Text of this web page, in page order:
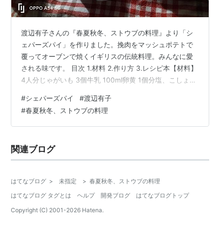
渡辺有子さんの『春夏秋冬、ストウブの料理』より「シ
ェパーズパイ」を作りました。挽肉をマッシュポテトで
覆ってオーブンで焼くイギリスの伝統料理。みんなに愛
される味です。 目次 1.材料 2.作り方 3.レシピ本【材料】
4人分じゃがいも 3個牛乳 100ml卵黄 1個分塩、こしょう
本人参 1/4本牛ひき肉 300gトマト缶 100gタイム 3枝赤
ワイン 100ml薄力粉 大さじ1～2塩、こしょう 各適量オリ
ーブオイル 大さじ1【作り方】1.じゃがいもは皮付きのま
柔らかくなるまで煮る…
#シェパーズパイ #渡辺有子
#春夏秋冬、ストウブの料理
関連ブログ
はてなブログ > 未指定 > 春夏秋冬、ストウブの料理
はてなブログ タグとは
ヘルプ 開発ブログ
はてなブログトップ
Copyright (C) 2001-2026 Hatena.